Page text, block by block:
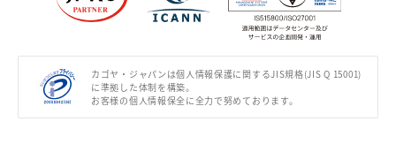
カゴヤ・ジャパンは個人情報保護に関するJIS規格(JIS Q 15001)
に準拠した体制を構築。
お客様の個人情報保全に全力で努めております。